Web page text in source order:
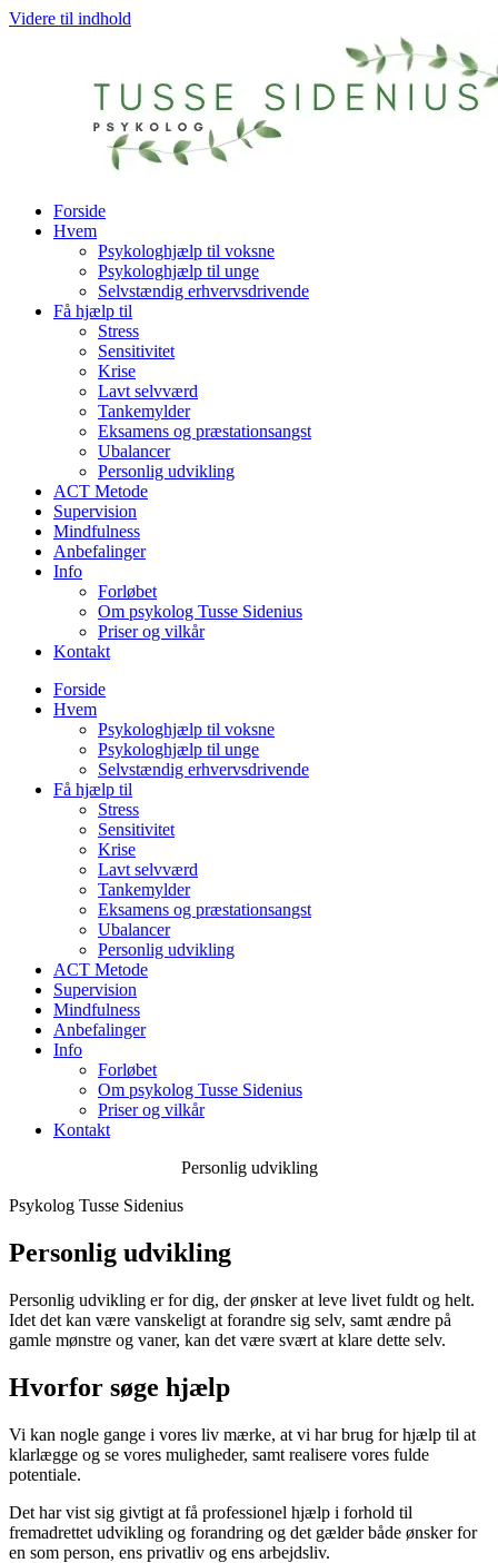
Videre til indhold
Forside
Hvem
Psykologhjælp til voksne
Psykologhjælp til unge
Selvstændig erhvervsdrivende
Få hjælp til
Stress
Sensitivitet
Krise
Lavt selvværd
Tankemylder
Eksamens og præstationsangst
Ubalancer
Personlig udvikling
ACT Metode
Supervision
Mindfulness
Anbefalinger
Info
Forløbet
Om psykolog Tusse Sidenius
Priser og vilkår
Kontakt
Forside
Hvem
Psykologhjælp til voksne
Psykologhjælp til unge
Selvstændig erhvervsdrivende
Få hjælp til
Stress
Sensitivitet
Krise
Lavt selvværd
Tankemylder
Eksamens og præstationsangst
Ubalancer
Personlig udvikling
ACT Metode
Supervision
Mindfulness
Anbefalinger
Info
Forløbet
Om psykolog Tusse Sidenius
Priser og vilkår
Kontakt
Personlig udvikling
Psykolog Tusse Sidenius
Personlig udvikling
Personlig udvikling er for dig, der ønsker at leve livet fuldt og helt.
Idet det kan være vanskeligt at forandre sig selv, samt ændre på
gamle mønstre og vaner, kan det være svært at klare dette selv.
Hvorfor søge hjælp
Vi kan nogle gange i vores liv mærke, at vi har brug for hjælp til at
klarlægge og se vores muligheder, samt realisere vores fulde
potentiale.
Det har vist sig givtigt at få professionel hjælp i forhold til
fremadrettet udvikling og forandring og det gælder både ønsker for
en som person, ens privatliv og ens arbejdsliv.